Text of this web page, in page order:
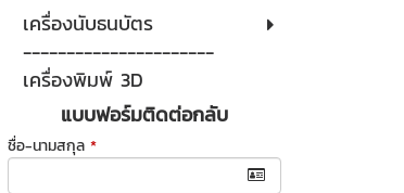
เครื่องนับธนบัตร
----------------------
เครื่องพิมพ์ 3D
แบบฟอร์มติดต่อกลับ
ชื่อ-นามสกุล *